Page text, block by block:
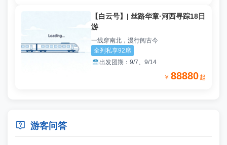
【白云号】| 丝路华章·河西寻踪18日
游
一线穿南北，漫行阅古今
全列私享92席
出发团期：9/7、9/14
￥ 88880 起
 游客问答